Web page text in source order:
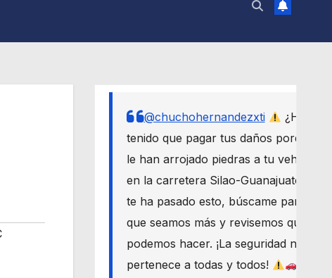
@chuchohernandezxti
¿Has
tenido que pagar tus daños porque
le han arrojado piedras a tu vehículo
en la carretera Silao-Guanajuato? Si
te ha pasado esto, búscame para
que seamos más y revisemos qué
podemos hacer. ¡La seguridad nos
pertenece a todas y todos!